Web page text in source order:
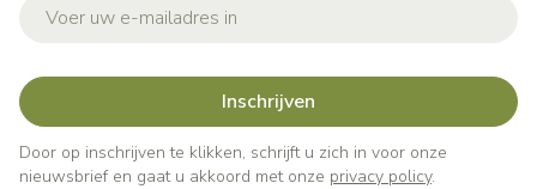
Inschrijven
Door op inschrijven te klikken, schrijft u zich in voor onze
nieuwsbrief en gaat u akkoord met onze privacy policy.